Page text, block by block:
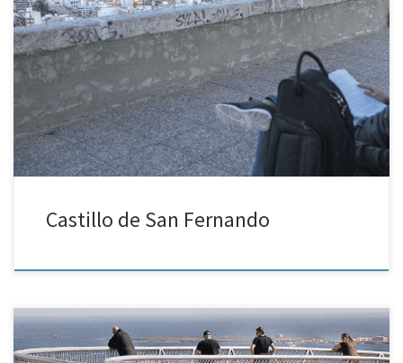
Niewątpliwie Castillo de Santa Bárbara jest obowiązkowym
miejscem, które musi zwiedzić każdy odwiedzający Alicante. Ale
czy wiedzą państwo również o drugim castillo znajdującym się w
Alicante? Chodzi tutaj o Castillo […]
Castillo de San Fernando